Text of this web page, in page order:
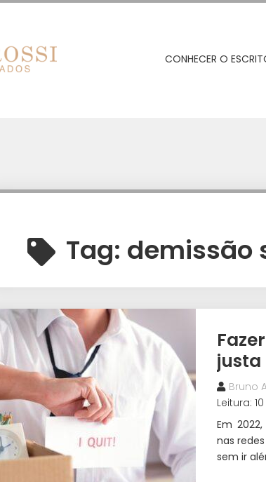
CONHECER O
Tag: demissão
justa
Bruno
Leitura:
Em
nas
sem ir